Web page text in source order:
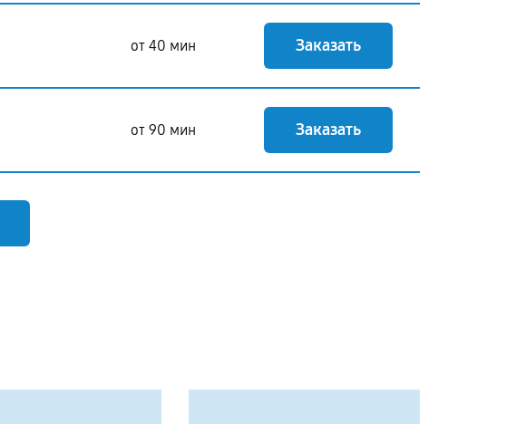
от 40 мин Заказать
от 90 мин Заказать